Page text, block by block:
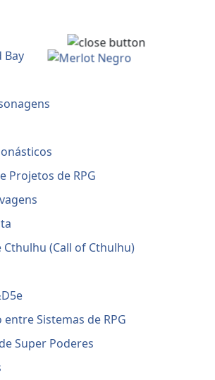
Bay
Projetos de RPG
Cthulhu (Call of Cthulhu)
Sistemas de RPG
Super Poderes